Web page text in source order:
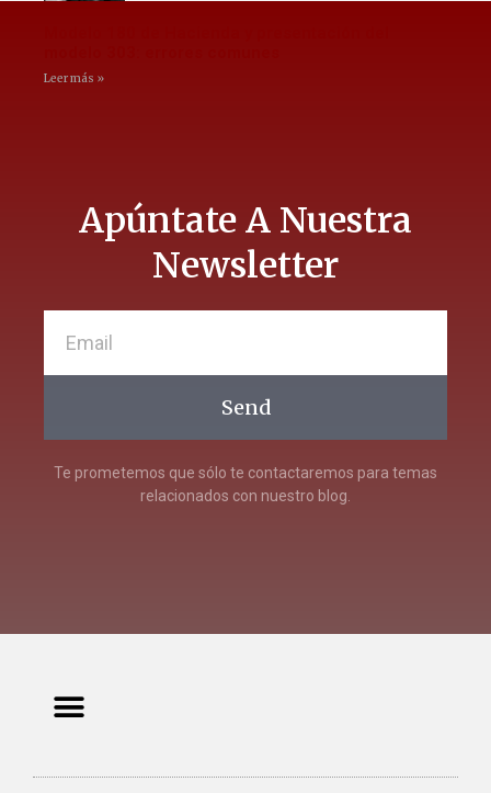
Leer más »
Apúntate A Nuestra
Newsletter
Send
Te prometemos que sólo te contactaremos para temas
relacionados con nuestro blog.